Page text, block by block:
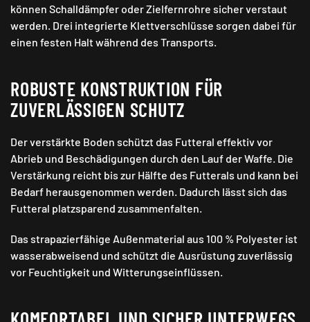
können Schalldämpfer oder Zielfernrohre sicher verstaut
werden. Drei integrierte Klettverschlüsse sorgen dabei für
einen festen Halt während des Transports.
ROBUSTE KONSTRUKTION FÜR
ZUVERLÄSSIGEN SCHUTZ
Der verstärkte Boden schützt das Futteral effektiv vor
Abrieb und Beschädigungen durch den Lauf der Waffe. Die
Verstärkung reicht bis zur Hälfte des Futterals und kann bei
Bedarf herausgenommen werden. Dadurch lässt sich das
Futteral platzsparend zusammenfalten.
Das strapazierfähige Außenmaterial aus 100 % Polyester ist
wasserabweisend und schützt die Ausrüstung zuverlässig
vor Feuchtigkeit und Witterungseinflüssen.